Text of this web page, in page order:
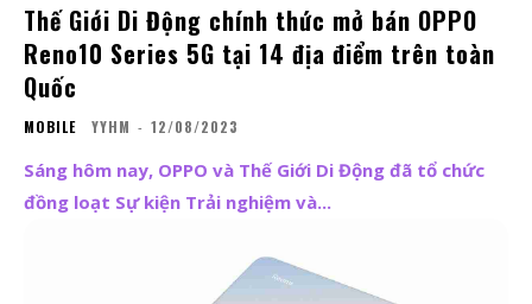
Thế Giới Di Động chính thức mở bán OPPO
Reno10 Series 5G tại 14 địa điểm trên toàn
Quốc
MOBILE YYHM - 12/08/2023
Sáng hôm nay, OPPO và Thế Giới Di Động đã tổ chức
đồng loạt Sự kiện Trải nghiệm và...